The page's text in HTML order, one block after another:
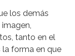
los demás
tanto en el
forma en que